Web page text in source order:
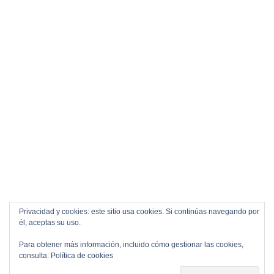
Privacidad y cookies: este sitio usa cookies. Si continúas navegando por
él, aceptas su uso.
Para obtener más información, incluido cómo gestionar las cookies,
consulta: Política de cookies